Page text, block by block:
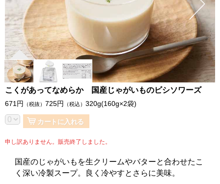
こくがあってなめらか 国産じゃがいものビシソワーズ
671 円 （税抜） 725円 （税込） 320g(160g×2袋)
カートに入れる
申し訳ありません。販売終了しました。
国産のじゃがいもを生クリームやバターと合わせたこ
く深い冷製スープ。良く冷やすとさらに美味。